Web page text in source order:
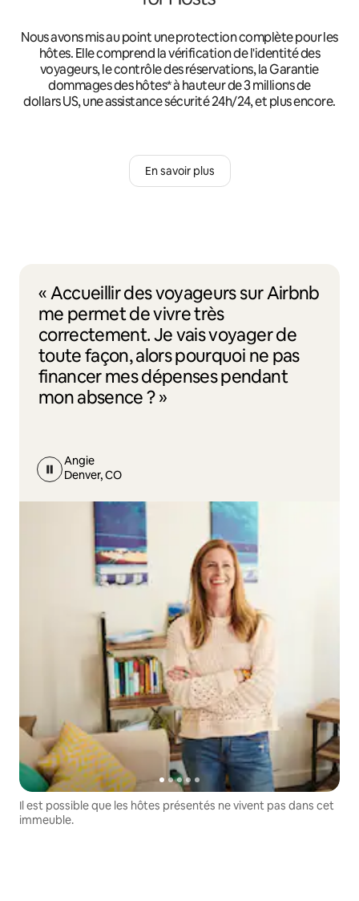
Nous avons mis au point une protection complète pour les
hôtes. Elle comprend la vérification de l'identité des
voyageurs, le contrôle des réservations, la Garantie
dommages des hôtes* à hauteur de 3 millions de
dollars US, une assistance sécurité 24h/24, et plus encore.
En savoir plus
« Accueillir des voyageurs sur Airbnb
me permet de vivre très
correctement. Je vais voyager de
toute façon, alors pourquoi ne pas
financer mes dépenses pendant
mon absence ? »
Angie
Denver, CO
Il est possible que les hôtes présentés ne vivent pas dans cet
immeuble.